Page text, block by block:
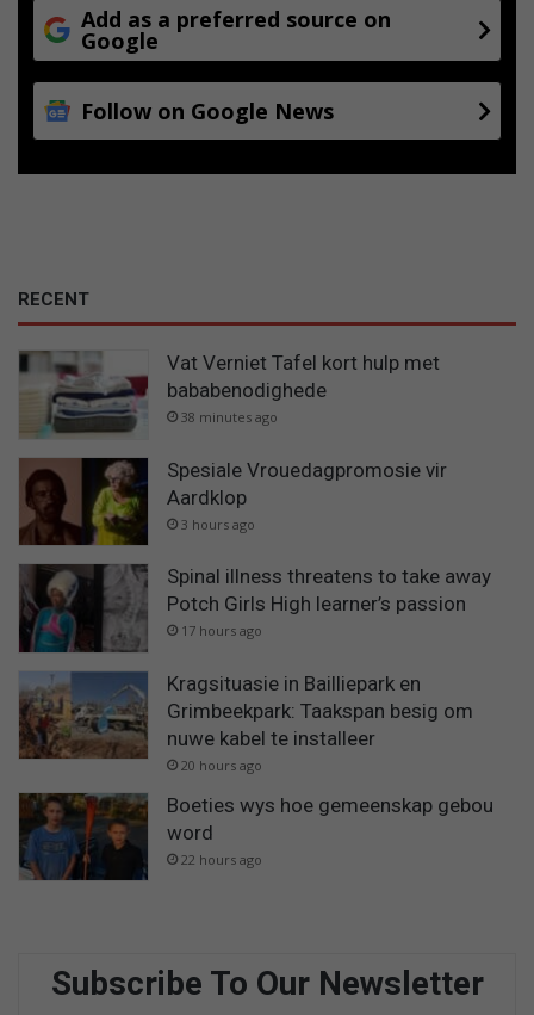
Add as a preferred source on
Google
Follow on Google News
RECENT
Vat Verniet Tafel kort hulp met
bababenodighede
38 minutes ago
Spesiale Vrouedagpromosie vir
Aardklop
3 hours ago
Spinal illness threatens to take away
Potch Girls High learner’s passion
17 hours ago
Kragsituasie in Bailliepark en
Grimbeekpark: Taakspan besig om
nuwe kabel te installeer
20 hours ago
Boeties wys hoe gemeenskap gebou
word
22 hours ago
Subscribe To Our Newsletter